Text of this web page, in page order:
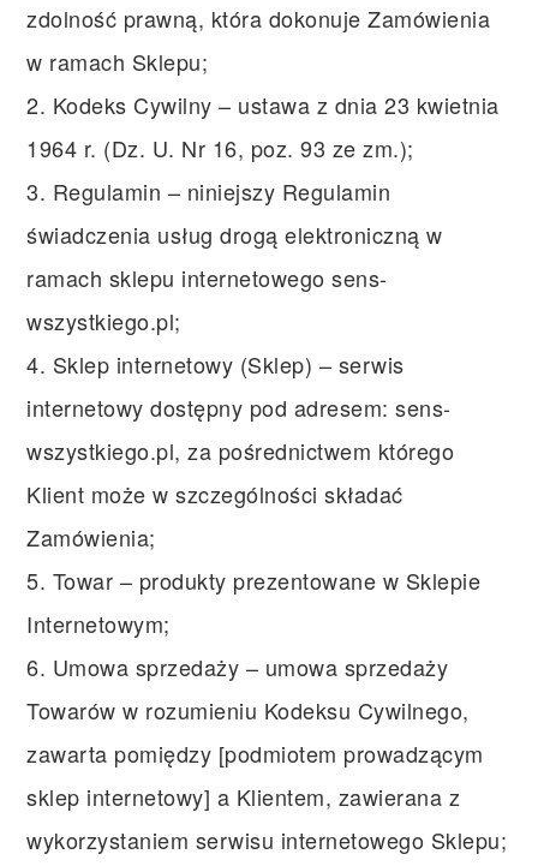
zdolność prawną, która dokonuje Zamówienia
w ramach Sklepu;
2. Kodeks Cywilny – ustawa z dnia 23 kwietnia
1964 r. (Dz. U. Nr 16, poz. 93 ze zm.);
3. Regulamin – niniejszy Regulamin
świadczenia usług drogą elektroniczną w
ramach sklepu internetowego sens-
wszystkiego.pl;
4. Sklep internetowy (Sklep) – serwis
internetowy dostępny pod adresem: sens-
wszystkiego.pl, za pośrednictwem którego
Klient może w szczególności składać
Zamówienia;
5. Towar – produkty prezentowane w Sklepie
Internetowym;
6. Umowa sprzedaży – umowa sprzedaży
Towarów w rozumieniu Kodeksu Cywilnego,
zawarta pomiędzy [podmiotem prowadzącym
sklep internetowy] a Klientem, zawierana z
wykorzystaniem serwisu internetowego Sklepu;